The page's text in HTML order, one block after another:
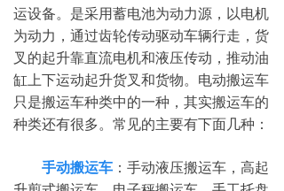
运设备。是采用蓄电池为动力源，以电机
为动力，通过齿轮传动驱动车辆行走，货
叉的起升靠直流电机和液压传动，推动油
缸上下运动起升货叉和货物。电动搬运车
只是搬运车种类中的一种，其实搬运车的
种类还有很多。常见的主要有下面几种：
手动搬运车 ：手动液压搬运车，高起